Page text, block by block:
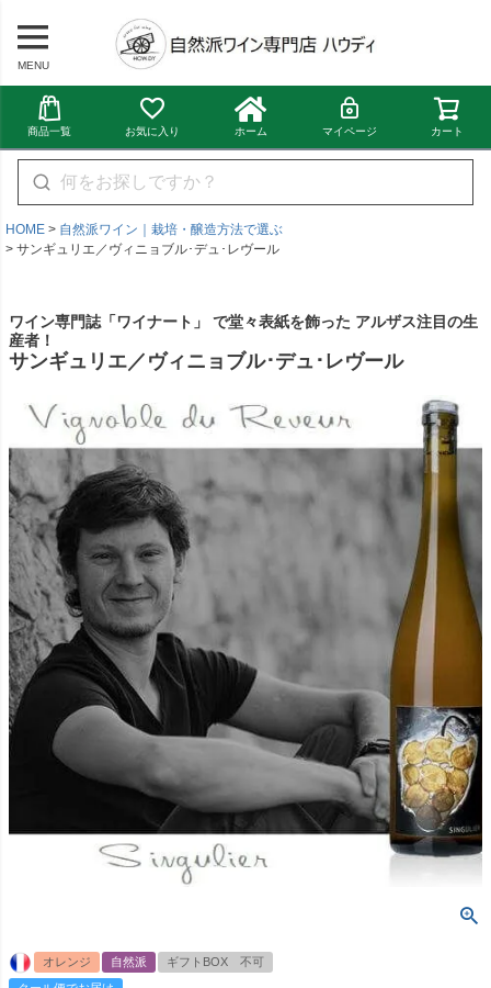
MENU
商品一覧 お気に入り ホーム マイページ カート
HOME
自然派ワイン｜栽培・醸造方法で選ぶ
サンギュリエ／ヴィニョブル･デュ･レヴール
ワイン専門誌「ワイナート」 で堂々表紙を飾った アルザス注目の生
産者！
サンギュリエ／ヴィニョブル･デュ･レヴール
オレンジ 自然派
ギフトBOX 不可